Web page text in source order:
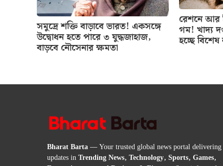
সমুদ্রে শক্তি বাড়াবে ভারত! একসঙ্গে
উদ্বোধন হতে পারে ৩ যুদ্ধজাহাজ,
বাড়বে নৌসেনার ক্ষমতা
রেশনে আর
গম! খাদ্য
হচ্ছে
Bharat Barta— Your trusted global news portal delivering
updates inTrending News, Technology, Sports, Games,